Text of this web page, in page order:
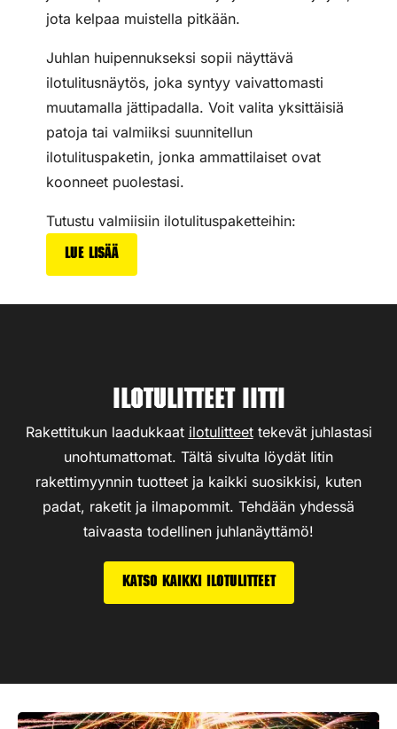
jota kelpaa muistella pitkään.
Juhlan huipennukseksi sopii näyttävä
ilotulitusnäytös, joka syntyy vaivattomasti
muutamalla jättipadalla. Voit valita yksittäisiä
patoja tai valmiiksi suunnitellun
ilotulituspaketin, jonka ammattilaiset ovat
koonneet puolestasi.
Tutustu valmiisiin ilotulituspaketteihin:
Lue lisää
Ilotulitteet Iitti
Rakettitukun laadukkaat ilotulitteettekevät juhlastasi
unohtumattomat. Tältä sivulta löydät Iitin
rakettimyynnin tuotteet ja kaikki suosikkisi, kuten
padat, raketit ja ilmapommit. Tehdään yhdessä
taivaasta todellinen juhlanäyttämö!
Katso kaikki ilotulitteet